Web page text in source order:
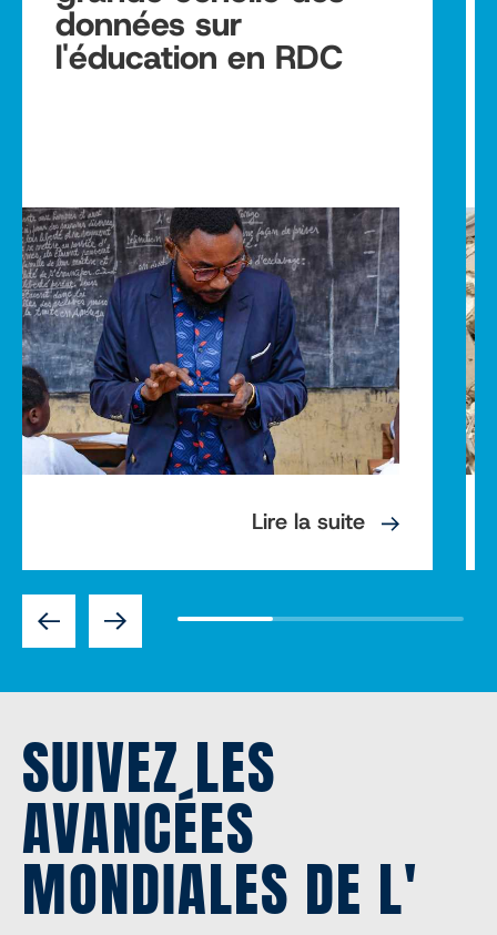
Previous
données sur
l'éducation en RDC
Lire la suite
Next
SUIVEZ LES
AVANCÉES
MONDIALES DE L'